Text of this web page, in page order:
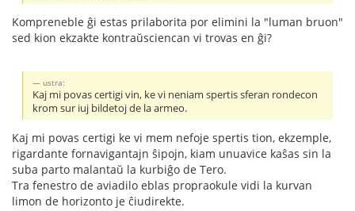
Kompreneble ĝi estas prilaborita por elimini la "luman bruon"
sed kion ekzakte kontraŭsciencan vi trovas en ĝi?
ustra:
Kaj mi povas certigi vin, ke vi neniam spertis sferan rondecon
krom sur iuj bildetoj de la armeo.
Kaj mi povas certigi ke vi mem nefoje spertis tion, ekzemple,
rigardante fornavigantajn ŝipojn, kiam unuavice kaŝas sin la
suba parto malantaŭ la kurbiĝo de Tero.
Tra fenestro de aviadilo eblas propraokule vidi la kurvan
limon de horizonto je ĉiudirekte.